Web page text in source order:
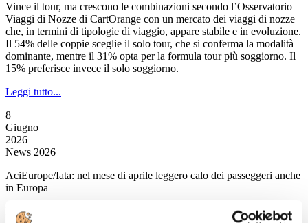
Vince il tour, ma crescono le combinazioni secondo l’Osservatorio
Viaggi di Nozze di CartOrange con un mercato dei viaggi di nozze
che, in termini di tipologie di viaggio, appare stabile e in evoluzione.
Il 54% delle coppie sceglie il solo tour, che si conferma la modalità
dominante, mentre il 31% opta per la formula tour più soggiorno. Il
15% preferisce invece il solo soggiorno.
Leggi tutto...
8
Giugno
2026
News 2026
AciEurope/Iata: nel mese di aprile leggero calo dei passeggeri anche
in Europa
Il lungo volo della ripresa post-Covid si è interrotto, per la prima